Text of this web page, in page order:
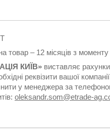
товар – 12 місяців з
КИЇВ» виставляє
реквізити вашої
у менеджера за
oleksandr.som@etrade-